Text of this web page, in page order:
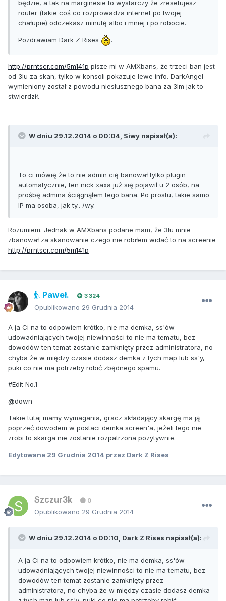
będzie, a tak na marginesie to wystarczy że zresetujesz
router (takie coś co rozprowadza internet po twojej
chałupie) odczekasz minutę albo i mniej i po robocie.
Pozdrawiam Dark Z Rises .
http://prntscr.com/5m141p pisze mi w AMXbans, że trzeci ban jest
od 3lu za skan, tylko w konsoli pokazuje lewe info. DarkAngel
wymieniony został z powodu niesłusznego bana za 3lm jak to
stwierdził.
W dniu 29.12.2014 o 00:04, Siwy napisał(a):
To ci mówię że to nie admin cię banował tylko plugin
automatycznie, ten nick xaxa już się pojawił u 2 osób, na
prośbę admina ściągnąłem tego bana. Po prostu, takie samo
IP ma osoba, jak ty.. /wy.
Rozumiem. Jednak w AMXbans podane mam, że 3lu mnie
zbanował za skanowanie czego nie robiłem widać to na screenie
http://prntscr.com/5m141p
Paweł. 3 324
Opublikowano 29 Grudnia 2014
A ja Ci na to odpowiem krótko, nie ma demka, ss'ów
udowadniających twojej niewinności to nie ma tematu, bez
dowodów ten temat zostanie zamknięty przez administratora, no
chyba że w między czasie dodasz demka z tych map lub ss'y,
puki co nie ma potrzeby robić zbędnego spamu.
#Edit No.1
@down
Takie tutaj mamy wymagania, gracz składający skargę ma ją
poprzeć dowodem w postaci demka screen'a, jeżeli tego nie
zrobi to skarga nie zostanie rozpatrzona pozytywnie.
Edytowane 29 Grudnia 2014 przez Dark Z Rises
Szczur3k 0
Opublikowano 29 Grudnia 2014
W dniu 29.12.2014 o 00:10, Dark Z Rises napisał(a):
A ja Ci na to odpowiem krótko, nie ma demka, ss'ów
udowadniających twojej niewinności to nie ma tematu, bez
dowodów ten temat zostanie zamknięty przez
administratora, no chyba że w między czasie dodasz demka